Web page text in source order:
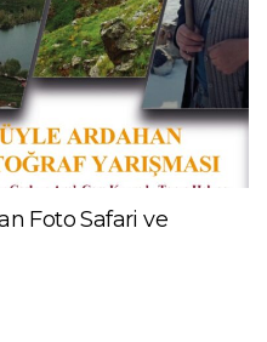
Foto Safari ve